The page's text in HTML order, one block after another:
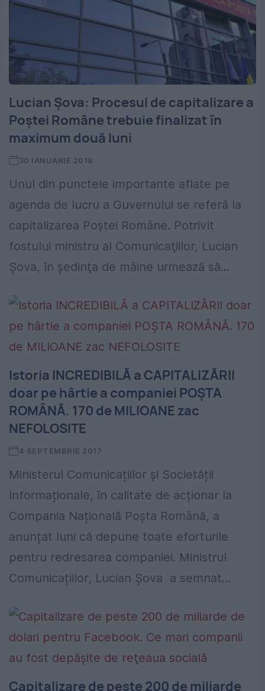
Lucian Şova: Procesul de capitalizare a
Poştei Române trebuie finalizat în
maximum două luni
30 IANUARIE 2018
Unul din punctele importante aflate pe
agenda de lucru a Guvernului se referă la
capitalizarea Poştei Române. Potrivit
fostului ministru al Comunicaţiilor, Lucian
Şova, în şedinţa de mâine urmează să...
Istoria INCREDIBILĂ a CAPITALIZĂRII
doar pe hârtie a companiei POȘTA
ROMÂNĂ. 170 de MILIOANE zac
NEFOLOSITE
4 SEPTEMBRIE 2017
Ministerul Comunicațiilor și Societății
Informaționale, în calitate de acționar la
Compania Națională Poșta Română, a
anunțat luni că depune toate eforturile
pentru redresarea companiei. Ministrul
Comunicațiilor, Lucian Șova a semnat...
Capitalizare de peste 200 de miliarde